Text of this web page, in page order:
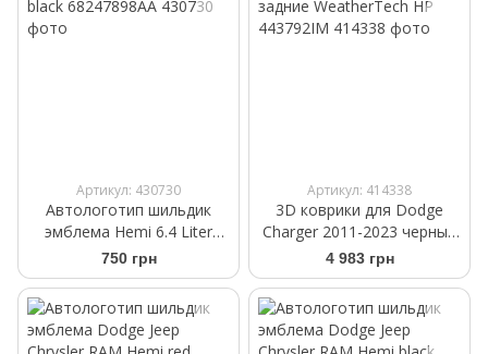
Артикул: 430730
Автологотип шильдик
эмблема Hemi 6.4 Liter
black 68247898AA
750 грн
Артикул: 414338
3D коврики для Dodge
Charger 2011-2023 черные
задние WeatherTech HP
443792IM
4 983 грн